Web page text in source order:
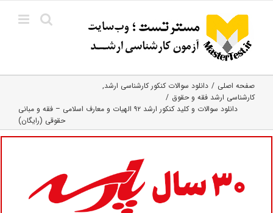
content
صفحه اصلی
دانلود سوالات کنکور کارشناسی ارشد
کارشناسی ارشد فقه و حقوق
دانلود سوالات و کلید کنکور ارشد ۹۲ الهیات و معارف اسلامی – فقه و مبانی
حقوقی (رایگان)